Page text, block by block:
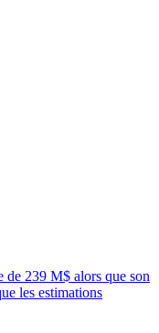
de 239 M$ alors que son
les estimations